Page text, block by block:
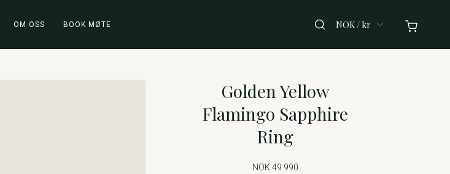
OM OSS BOOK MØTE NOK / kr
Golden Yellow
Flamingo Sapphire
Ring
NOK 49 990